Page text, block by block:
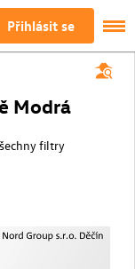
Přihlásit se
Modrá
filtry